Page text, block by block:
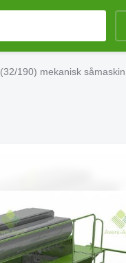
190) mekanisk såmaskin